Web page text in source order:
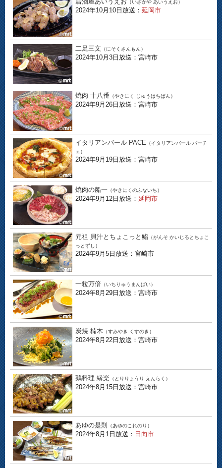
（いざかや あいうえお）
2024年10月10日放送： 延岡市
二足三文 （にそくさんもん）
2024年10月3日放送：宮崎市
焼肉 十八番 （やきにく じゅうはちばん）
2024年9月26日放送：宮崎市
イタリアンバール PACE （イタリアンバール パーチ
ェ）
2024年9月19日放送：宮崎市
焼肉の船一 （やきにくのふないち）
2024年9月12日放送： 延岡市
元祖 貝汁とちょこっと鮨 （がんそ かいじるとちょこ
っとずし）
2024年9月5日放送：宮崎市
一粒万倍 （いちりゅうまんばい）
2024年8月29日放送：宮崎市
炭焼 楠木 （すみやき くすのき）
2024年8月22日放送：宮崎市
鶏料理 縁楽 （とりりょうり えんらく）
2024年8月15日放送：宮崎市
あゆの是則 （あゆのこれのり）
2024年8月1日放送： 日向市